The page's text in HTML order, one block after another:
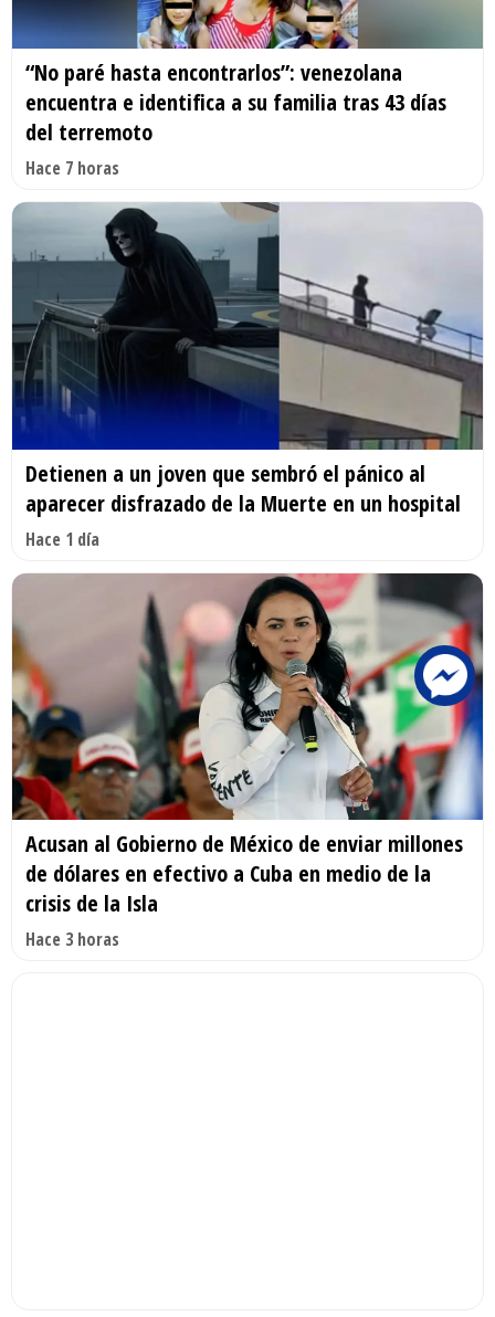
“No paré hasta encontrarlos”: venezolana
encuentra e identifica a su familia tras 43 días
del terremoto
Hace 7 horas
Detienen a un joven que sembró el pánico al
aparecer disfrazado de la Muerte en un hospital
Hace 1 día
Acusan al Gobierno de México de enviar millones
de dólares en efectivo a Cuba en medio de la
crisis de la Isla
Hace 3 horas